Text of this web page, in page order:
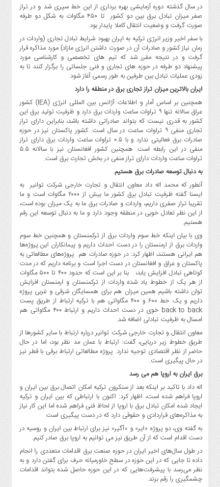
گوناگون
در سال گذشته دوره آزمایشی بهره برداری از این خط سپری شد و در تراز
صفر میزان تبادل برق بین دو کشور تا ۴۵۰ مگاوات به شکل دو طرفه
صورت گرفت و وضعیت انتقال کاملا پایدار بود.
با سفر اخیر وزیر انرژی ترکیه به ایران بهبود شرایط تبادل تجاری (واردات در
زمان نیاز کشور و صادرات آن در صورت داشتن انرژی مازاد) مورد مذاکره قرار
گرفت و در نتیجه مقرر شد که تیم های تخصصی و کارشناسی مورد
پیشنهاد دو طرفه در حوزه های تجاری و فنی جلساتی را برگزار کنند تا به
زودی عملیات تبادل بین طرفین به طور رسمی آغاز شود.
ایران بالاترین میزان تراز تجاری برق در منطقه را دارد
همچنین بر اساس آمار و اطلاعات آژانس بین المللی انرژی (IEA) کشور
عراق سالانه تنها ۹ تراوات ساعت واردات برق دارد و ظرفیت تولید برق این
کشور به قدری نیست که بتواند صادراتی داشته باشد، بنابراین دارای تراز
تجاری منفی ۹ تراوات ساعت در سال است. کشور پاکستان نیز در حوزه
صادرات برق فعالیتی ندارد و با ۰.۵ تراوات ساعت واردات برق دارای تراز
منفی در این رابطه است. همچنین کشور افغانستان نیز با سالانه ۵.۵
تراوات ساعت واردات دارای تراز منفی در بخش تجارت برق است.
به دنبال توسعه صادرات برق هستیم
آنطور که محمد اله داد معاون انتقال و تجارت خارجی شرکت توانیر به
ایسنا گفته ظرفیت تبادل برق کشور ما بیش از ۲۰۰۰ مگاوات است و ما
تقریبا تراز صفری داریم، واردات و صادرات برق ما به یک میزان بوده است،
از این نظر تعادل خوبی در منطقه وجود دارد و ما به دنبال توسعه این رقم
هستیم.
وی با بیان اینکه خط سوم واردات برق از ترکمنستان و همچنین خط سوم
واردات برق از ارمنستان را در دست احداث داریم و پیمانکاران این پروژه‌ها
هم ایرانی هستند، اظهار کرد: در حوزه صادرات هم پروژه‌های مطالعاتی به
پاکستان و عراق و افغانستان در دست اجرا است و برنامه داریم که در مدت
کوتاهی تبادل افزایش یابد، بنا بر این است که حدود ۴۰۰ تا ۵۰۰ مگاوات
از هر یک از خطوط یاد شده واردات از ترکمنستان و ارمنستان افزایش
توان داشته باشیم همین میزان هم برای همسایگان شرقی و غربی پروژه
داریم و یک خط ۶۰۰ و ۴۰۰ مگاواتی هم با ترکیه ارتباط از طریق پست
back to back خوی در دست احداث داریم و ارتباط ۴۰۰ مگاواتی هم
امسال به ظرفیت تبادلی اضافه شد.
معاون انتقال و تجارت خارجی شرکت توانیر درباره ارتباط با سایر کشورها از
طریق خطوط زیر دریایی، گفت: ارتباط با عمان مد نظر بود، اما در حال
حاضر از نظر اقتصادی توجیه ندارد. پروژه مطالعاتی ارتباط برقی با قطر نیز
در حال پیگیری است.
برق ایران به اروپا هم می رسد
اله داد با تاکید بر اینکه بعد از سنکرون ترکیه امکان اتصال برق بین ایران و
اروپا فراهم شده است، اظهار کرد: اکنون با ارتباطی که بین ایران و ترکیه
ایجاد شده امکان تبادل برق با اروپا از لحاظ فنی فراهم شده اما این کار نیاز
به مذاکره‌های قراردادی و حقوقی دارد که در دست پیگیری است.
به گفته وی، دو پروژه «ایر» و «آگیر» نیز برای ارتباط بین ایران و روسیه در
دست اقدام است که از آن طریق نیز می توانیم به اروپا برق صادر کنیم.
در طول سال‌های اخیر ایران در حوزه صنعت برق اقدامات متعددی را انجام
داده تا جایی که در این حوزه در سطح خاورمیانه حرف برای گفتن دارد و به
نظر می‌رسد با پیشرفت‌هایی که در این حوزه حاصل شده بتواند اقدامات
چشمگیری را رقم بزند.